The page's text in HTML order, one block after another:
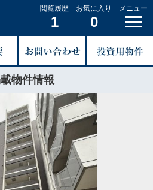
閲覧履歴
1
お気に入り
0
メニュー
物件情報